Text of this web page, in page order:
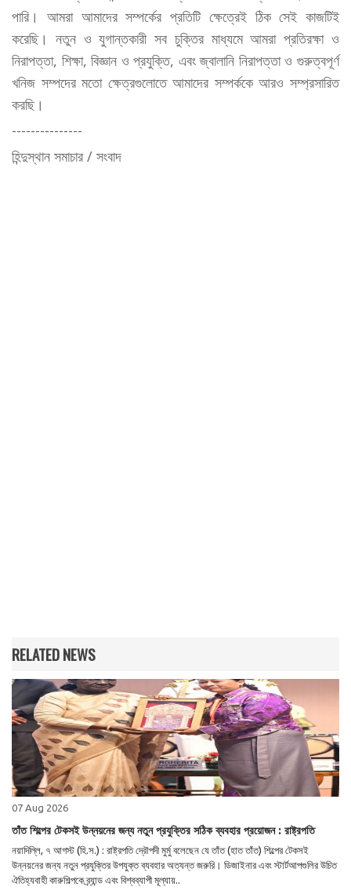
পারি। আমরা আমাদের সম্পর্কের প্রতিটি ক্ষেত্রেই ঠিক সেই কাজটিই
করেছি। নতুন ও যুগান্তকারী সব চুক্তির মাধ্যমে আমরা প্রতিরক্ষা ও
নিরাপত্তা, শিক্ষা, বিজ্ঞান ও প্রযুক্তি, এবং জ্বালানি নিরাপত্তা ও গুরুত্বপূর্ণ
খনিজ সম্পদের মতো ক্ষেত্রগুলোতে আমাদের সম্পর্ককে আরও সম্প্রসারিত
করছি।
---------------
হিন্দুস্থান সমাচার / সংবাদ
RELATED NEWS
07 Aug 2026
তাঁত শিল্পের টেকসই উন্নয়নের জন্য নতুন প্রযুক্তির সঠিক ব্যবহার প্রয়োজন : রাষ্ট্রপতি
নয়াদিল্লি, ৭ আগস্ট (হি.স.) : রাষ্ট্রপতি দ্রৌপদী মুর্মু বলেছেন যে তাঁত (হাত তাঁত) শিল্পের টেকসই
উন্নয়নের জন্য নতুন প্রযুক্তির উপযুক্ত ব্যবহার অত্যন্ত জরুরি। ডিজাইনার এবং স্টার্টআপগুলির উচিত
ঐতিহ্যবাহী কারুশিল্পকে ব্র্যান্ড এবং বিশ্বব্যাপী মূল্যায়..